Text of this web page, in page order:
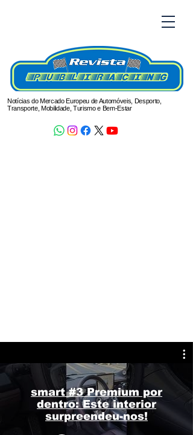
Notícias do Mercado Europeu de Automóveis, Desporto,
Transporte, Mobilidade, Turismo e Bem-Estar
smart #3 Premium por
dentro: Este interior
surpreendeu-nos!